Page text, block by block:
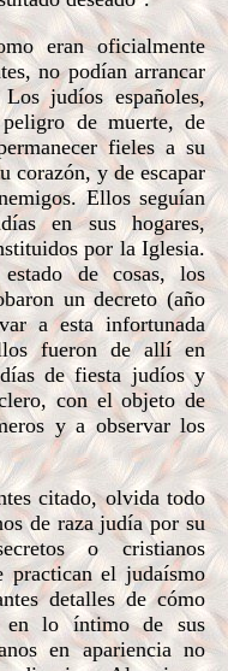
eran oficialmente
no podían arrancar
judíos españoles,
de muerte, de
fieles a su
corazón, y de escapar
Ellos seguían
en sus hogares,
por la Iglesia.
de cosas, los
un decreto (año
a esta infortunada
fueron de allí en
de fiesta judíos y
con el objeto de
y a observar los
citado, olvida todo
de raza judía por su
o cristianos
practican el judaísmo
detalles de cómo
en lo íntimo de sus
en apariencia no